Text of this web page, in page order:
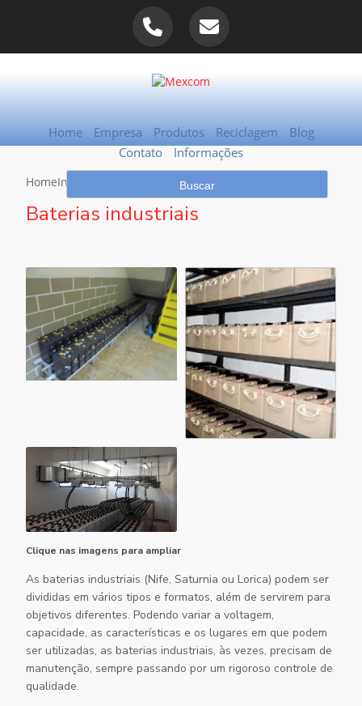
Home Empresa Produtos Reciclagem
Blog
Contato
Informações
HomeInformações Baterias industriais
Baterias industriais
Clique nas imagens para ampliar
Asbaterias industriais (Nife, Saturnia ou Lorica) podem ser
divididas em vários tipos e formatos, além de servirem para
objetivos diferentes. Podendo variar a voltagem,
capacidade, as características e os lugares em que podem
ser utilizadas, asbaterias industriais, às vezes, precisam de
manutenção, sempre passando por um rigoroso controle de
qualidade.